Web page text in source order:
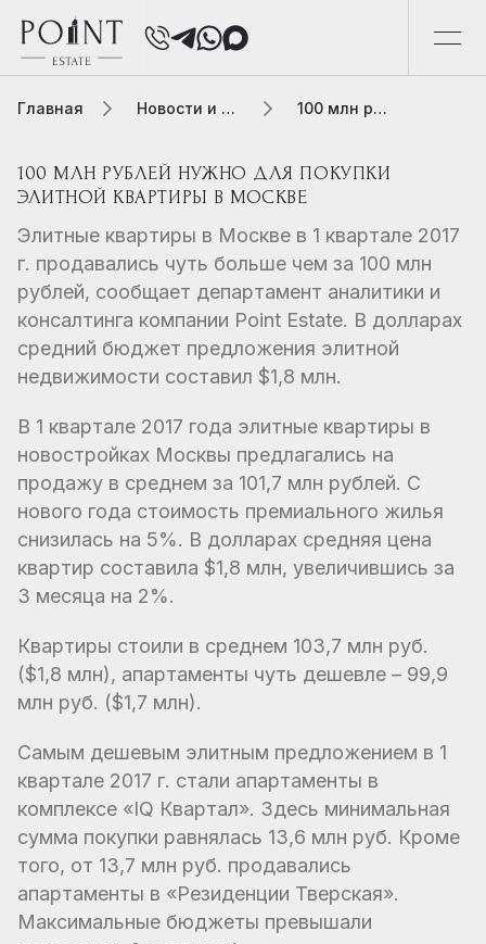
Главная Новости и обзоры 100 млн рублей нужно для покупки элитной квартиры в Москве
100 МЛН РУБЛЕЙ НУЖНО ДЛЯ ПОКУПКИ
ЭЛИТНОЙ КВАРТИРЫ В МОСКВЕ
Элитные квартиры в Москве в 1 квартале 2017
г. продавались чуть больше чем за 100 млн
рублей, сообщает департамент аналитики и
консалтинга компании Point Estate. В долларах
средний бюджет предложения элитной
недвижимости составил $1,8 млн.
В 1 квартале 2017 года элитные квартиры в
новостройках Москвы предлагались на
продажу в среднем за 101,7 млн рублей. С
нового года стоимость премиального жилья
снизилась на 5%. В долларах средняя цена
квартир составила $1,8 млн, увеличившись за
3 месяца на 2%.
Квартиры стоили в среднем 103,7 млн руб.
($1,8 млн), апартаменты чуть дешевле – 99,9
млн руб. ($1,7 млн).
Самым дешевым элитным предложением в 1
квартале 2017 г. стали апартаменты в
комплексе «IQ Квартал». Здесь минимальная
сумма покупки равнялась 13,6 млн руб. Кроме
того, от 13,7 млн руб. продавались
апартаменты в «Резиденции Тверская».
Максимальные бюджеты превышали